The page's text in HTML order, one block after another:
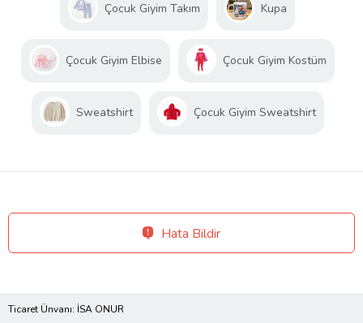
Çocuk Giyim Takım Kupa
Çocuk Giyim Elbise Çocuk Giyim Kostüm
Sweatshirt Çocuk Giyim Sweatshirt
Hata Bildir
Ticaret Ünvanı: İSA ONUR